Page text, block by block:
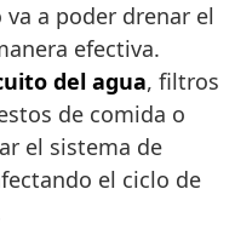
a poder drenar el
efectiva.
del agua, filtros
de comida o
el sistema de
el ciclo de